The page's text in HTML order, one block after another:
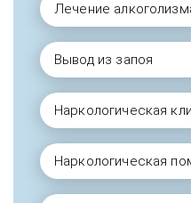
Лечение
Вывод из запоя
Наркологическая
Наркологическая